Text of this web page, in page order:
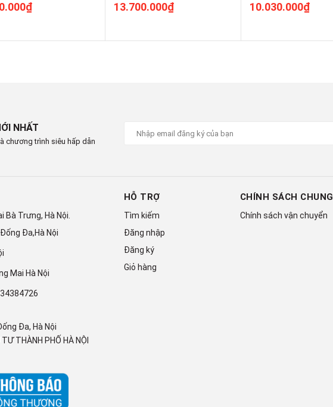
được phủ 2 lớp chống ăn mòn
tản nhiệt của dàn nóng, giúp máy hoạt động bền bỉ với thời gian.
13.700.000₫ 10.030.000₫
NHẤT
chương trình siêu hấp dẫn
Bà Trưng, Hà Nội.
Đa,Hà Nội
Mai Hà Nội
Đa, Hà Nội
THÀNH PHỐ HÀ NỘI
HỖ TRỢ
Tìm kiếm
Đăng nhập
Đăng ký
Giỏ hàng
CHÍNH SÁCH CHUNG
Chính sách vận chuyển